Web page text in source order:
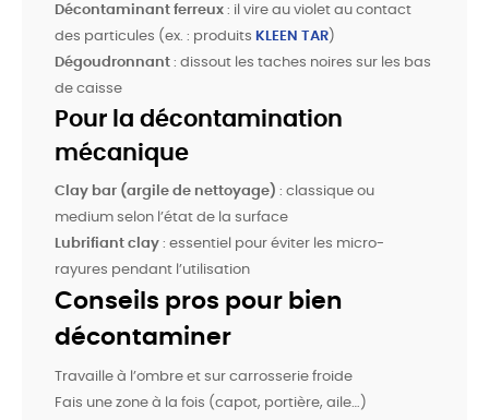
Décontaminant ferreux : il vire au violet au contact
des particules (ex. : produits KLEEN TAR)
Dégoudronnant : dissout les taches noires sur les bas
de caisse
Pour la décontamination
mécanique
Clay bar (argile de nettoyage) : classique ou
medium selon l’état de la surface
Lubrifiant clay : essentiel pour éviter les micro-
rayures pendant l’utilisation
Conseils pros pour bien
décontaminer
Travaille à l’ombre et sur carrosserie froide
Fais une zone à la fois (capot, portière, aile…)